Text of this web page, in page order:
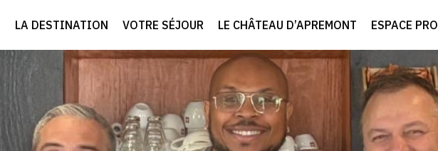
LA DESTINATION VOTRE SÉJOUR LE CHÂTEAU D’APREMONT ESPACE PRO